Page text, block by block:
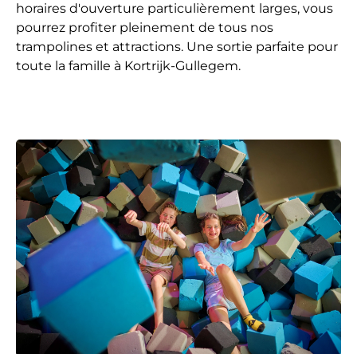
horaires d'ouverture particulièrement larges, vous
pourrez profiter pleinement de tous nos
trampolines et attractions. Une sortie parfaite pour
toute la famille à Kortrijk-Gullegem.